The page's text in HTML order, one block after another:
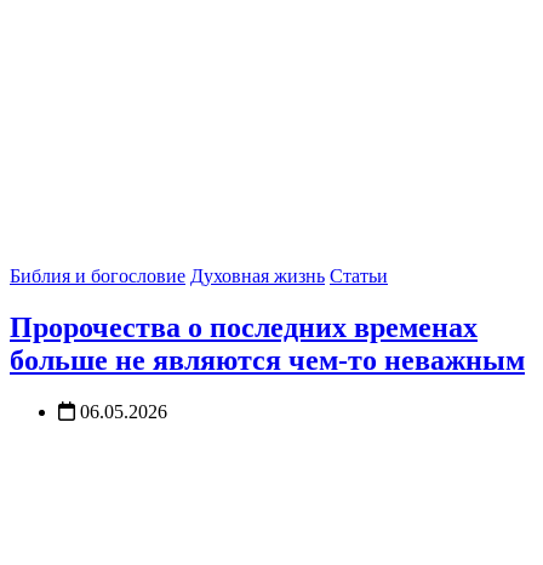
Библия и богословие Духовная жизнь Статьи
Пророчества о последних временах
больше не являются чем-то неважным
06.05.2026